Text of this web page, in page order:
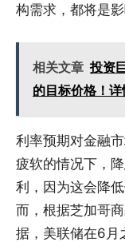
构需求，都将是
相关文章 投资
的目标价格！详
利率预期对金融
疲软的情况下，
利，因为这会降
而，根据芝加哥
据，美联储在6月